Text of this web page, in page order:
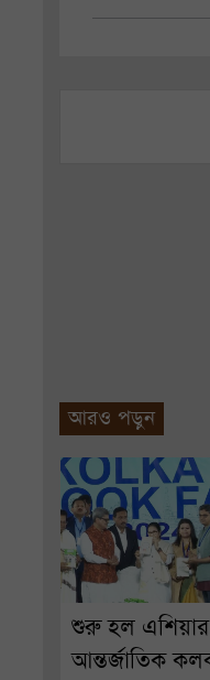
আরও পড়ুন
শুরু হল এশিয়ার
আন্তর্জাতিক